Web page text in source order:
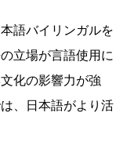
語バイリンガルを
立場が言語使用に
化の影響力が強
、日本語がより活